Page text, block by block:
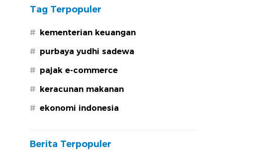
Tag Terpopuler
# kementerian keuangan
# purbaya yudhi sadewa
# pajak e-commerce
# keracunan makanan
# ekonomi indonesia
Berita Terpopuler